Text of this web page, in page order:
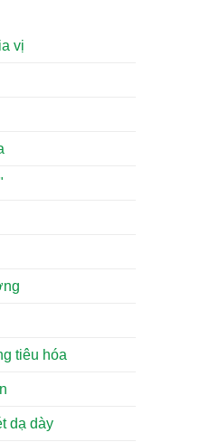
vị
tiêu hóa
dạ dày